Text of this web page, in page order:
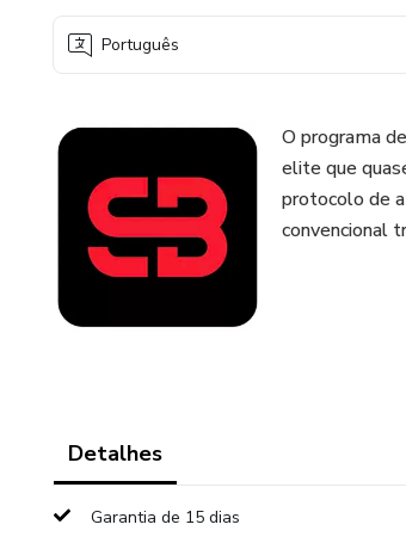
Português
O programa
elite que
protocolo de
convencional
Detalhes
Garantia de 15 dias